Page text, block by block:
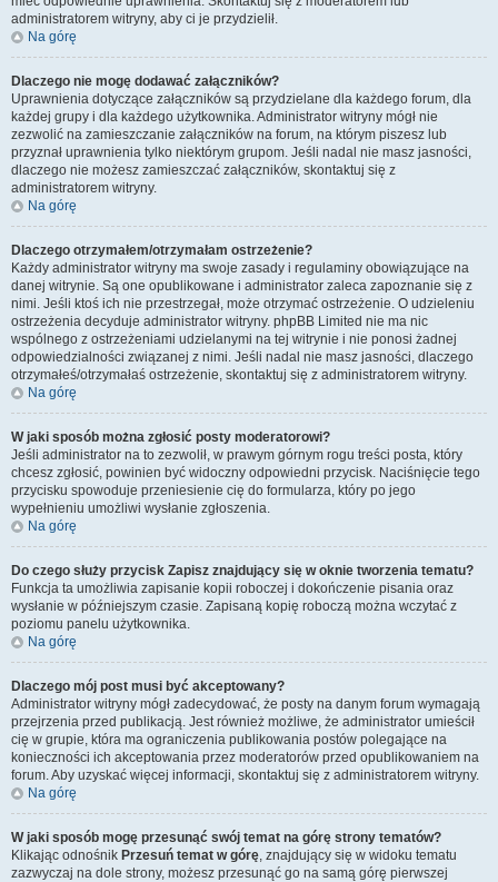
administratorem witryny, aby ci je przydzielił.
Na górę
Dlaczego nie mogę dodawać załączników?
Uprawnienia dotyczące załączników są przydzielane dla każdego forum, dla
każdej grupy i dla każdego użytkownika. Administrator witryny mógł nie
zezwolić na zamieszczanie załączników na forum, na którym piszesz lub
przyznał uprawnienia tylko niektórym grupom. Jeśli nadal nie masz jasności,
dlaczego nie możesz zamieszczać załączników, skontaktuj się z
administratorem witryny.
Na górę
Dlaczego otrzymałem/otrzymałam ostrzeżenie?
Każdy administrator witryny ma swoje zasady i regulaminy obowiązujące na
danej witrynie. Są one opublikowane i administrator zaleca zapoznanie się z
nimi. Jeśli ktoś ich nie przestrzegał, może otrzymać ostrzeżenie. O udzieleniu
ostrzeżenia decyduje administrator witryny. phpBB Limited nie ma nic
wspólnego z ostrzeżeniami udzielanymi na tej witrynie i nie ponosi żadnej
odpowiedzialności związanej z nimi. Jeśli nadal nie masz jasności, dlaczego
otrzymałeś/otrzymałaś ostrzeżenie, skontaktuj się z administratorem witryny.
Na górę
W jaki sposób można zgłosić posty moderatorowi?
Jeśli administrator na to zezwolił, w prawym górnym rogu treści posta, który
chcesz zgłosić, powinien być widoczny odpowiedni przycisk. Naciśnięcie tego
przycisku spowoduje przeniesienie cię do formularza, który po jego
wypełnieniu umożliwi wysłanie zgłoszenia.
Na górę
Do czego służy przycisk Zapisz znajdujący się w oknie tworzenia tematu?
Funkcja ta umożliwia zapisanie kopii roboczej i dokończenie pisania oraz
wysłanie w późniejszym czasie. Zapisaną kopię roboczą można wczytać z
poziomu panelu użytkownika.
Na górę
Dlaczego mój post musi być akceptowany?
Administrator witryny mógł zadecydować, że posty na danym forum wymagają
przejrzenia przed publikacją. Jest również możliwe, że administrator umieścił
cię w grupie, która ma ograniczenia publikowania postów polegające na
konieczności ich akceptowania przez moderatorów przed opublikowaniem na
forum. Aby uzyskać więcej informacji, skontaktuj się z administratorem witryny.
Na górę
W jaki sposób mogę przesunąć swój temat na górę strony tematów?
Klikając odnośnik Przesuń temat w górę, znajdujący się w widoku tematu
zazwyczaj na dole strony, możesz przesunąć go na samą górę pierwszej